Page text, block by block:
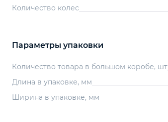
Количество колес
Параметры упаковки
Количество товара в большом коробе, шт
Длина в упаковке, мм
Ширина в упаковке, мм